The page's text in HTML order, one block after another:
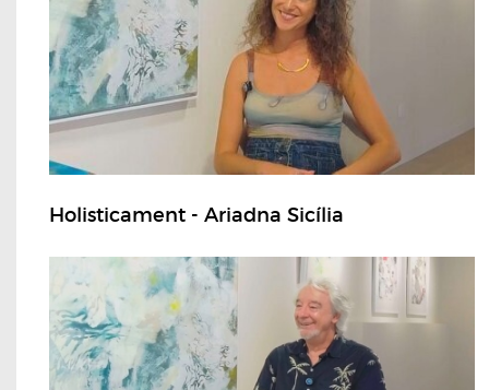
Holisticament - Ariadna Sicília